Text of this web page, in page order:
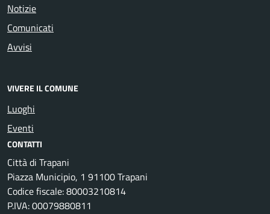
Notizie
Comunicati
Avvisi
VIVERE IL COMUNE
Luoghi
Eventi
CONTATTI
Città di Trapani
Piazza Municipio, 1 91100 Trapani
Codice fiscale: 80003210814
P.IVA: 00079880811